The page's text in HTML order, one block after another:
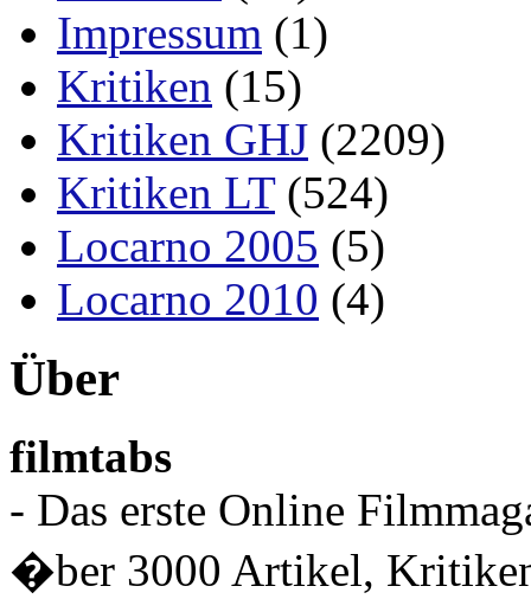
Impressum (1)
Kritiken (15)
Kritiken GHJ (2209)
Kritiken LT(524)
Locarno 2005 (5)
Locarno 2010 (4)
Über
filmtabs
- Das erste Online
�ber 3000 Artikel,